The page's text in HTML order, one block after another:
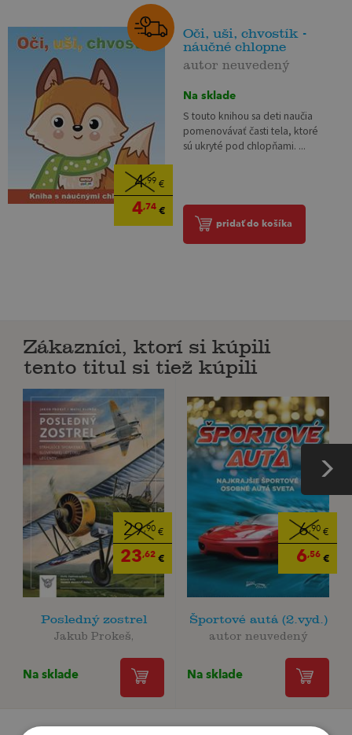
4,99 €
4,74€
Oči, uši, chvostík -
náučné chlopne
autor neuvedený
Na sklade
S touto knihou sa deti naučia
pomenovávať časti tela, ktoré
sú ukryté pod chlopňami. ...
pridať do košíka
Zákazníci, ktorí si kúpili
tento titul si tiež kúpili
29,90€
23,62€
Posledný zostrel
Jakub Prokeš,
Na sklade
6,90€
6,56€
Športové autá (2.vyd.)
autor neuvedený
Na sklade